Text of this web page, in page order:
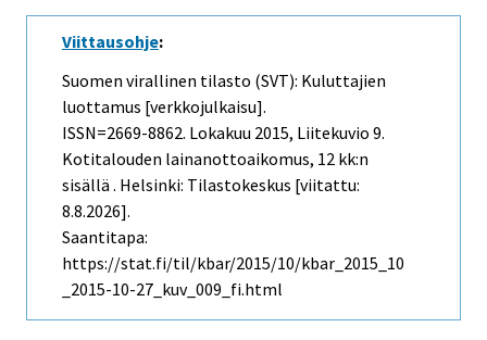
Viittausohje:
Suomen virallinen tilasto (SVT): Kuluttajien
luottamus [verkkojulkaisu].
ISSN=2669-8862. Lokakuu 2015, Liitekuvio 9.
Kotitalouden lainanottoaikomus, 12 kk:n
sisällä . Helsinki: Tilastokeskus [viitattu:
8.8.2026].
Saantitapa:
https://stat.fi/til/kbar/2015/10/kbar_2015_10
_2015-10-27_kuv_009_fi.html